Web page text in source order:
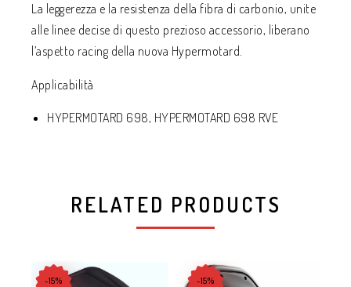
La leggerezza e la resistenza della fibra di carbonio, unite
alle linee decise di questo prezioso accessorio, liberano
l’aspetto racing della nuova Hypermotard.
Applicabilità
HYPERMOTARD 698, HYPERMOTARD 698 RVE
RELATED PRODUCTS
-15% -15%